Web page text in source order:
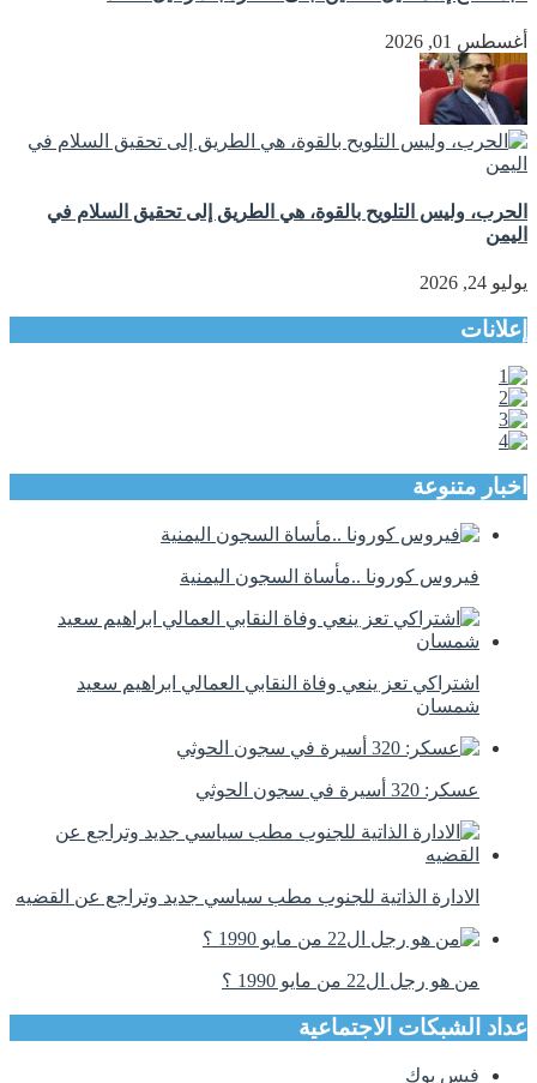
أغسطس 01, 2026
الحرب، وليس التلويح بالقوة، هي الطريق إلى تحقيق السلام في
اليمن
يوليو 24, 2026
إعلانات
اخبار متنوعة
فيروس كورونا ..مأساة السجون اليمنية
اشتراكي تعز ينعي وفاة النقابي العمالي ابراهيم سعيد
شمسان
عسكر: 320 أسيرة في سجون الحوثي
الادارة الذاتية للجنوب مطب سياسي جديد وتراجع عن القضيه
من هو رجل ال22 من مايو 1990 ؟
عداد الشبكات الاجتماعية
فيس بوك